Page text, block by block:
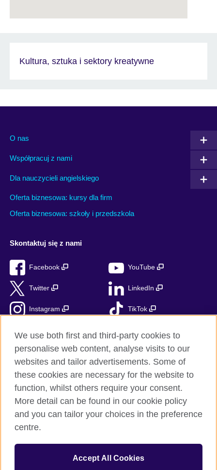
Kultura, sztuka i sektory kreatywne
O nas
Współpracuj z nami
Dla nauczycieli angielskiego
Oferta biznesowa: kursy dla firm
Oferta biznesowa: szkoły i przedszkola
Skontaktuj się z nami
Facebook YouTube
Twitter LinkedIn
Instagram TikTok
British Council globalnie
Prywatność i warunki użytkowania
Mapa strony
© 2026 British Council
British Council jest międzynarodową organizacją reprezentującą
We use both first and third-party cookies to
personalise web content, analyse visits to our
websites and tailor advertisements. Some of
these cookies are necessary for the website to
function, whilst others require your consent.
More detail can be found in our cookie policy
and you can tailor your choices in the preference
centre.
Accept All Cookies